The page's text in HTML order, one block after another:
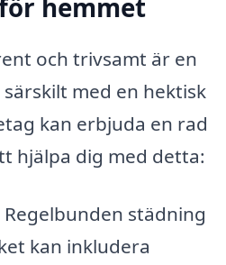
hemmet
och trivsamt är en
med en hektisk
kan erbjuda en rad
hjälpa dig med detta:
Regelbunden städning
kan inkludera